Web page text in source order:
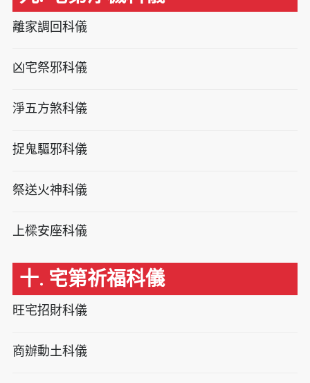
離家調回科儀
凶宅祭邪科儀
淨五方煞科儀
捉鬼驅邪科儀
祭送火神科儀
上樑安座科儀
十. 宅第祈福科儀
旺宅招財科儀
商辦動土科儀